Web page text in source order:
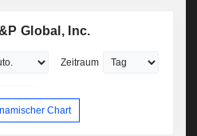
Global, Inc.
Zeitraum
Chart